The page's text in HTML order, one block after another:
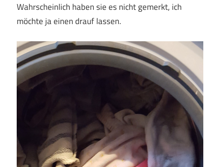
Wahrscheinlich haben sie es nicht gemerkt, ich
möchte ja einen drauf lassen.